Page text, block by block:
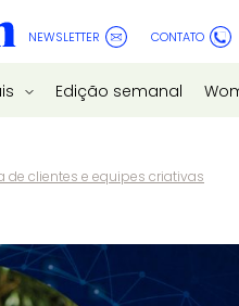
NEWSLETTER CONTATO
Edição semanal
de clientes e equipes criativas